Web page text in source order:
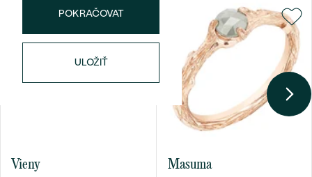
OBJAVIŤ
POKRAČOVAT
ULOŽIŤ
Vieny Masuma